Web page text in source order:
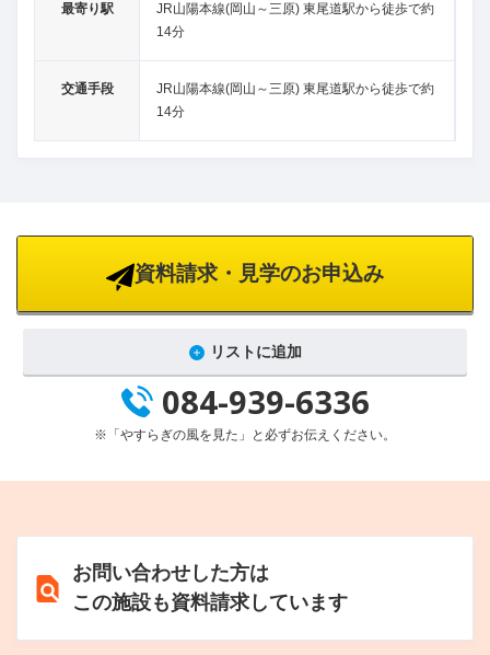
最寄り駅
JR山陽本線(岡山～三原) 東尾道駅から徒歩で約
14分
交通手段
JR山陽本線(岡山～三原) 東尾道駅から徒歩で約
14分
資料請求・見学のお申込み
リストに追加
084-939-6336
※「やすらぎの風を見た」と必ずお伝えください。
お問い合わせした方は
この施設も資料請求しています